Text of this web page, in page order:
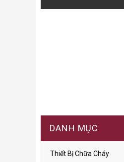
DANH MỤC
Thiết Bị Chữa Cháy